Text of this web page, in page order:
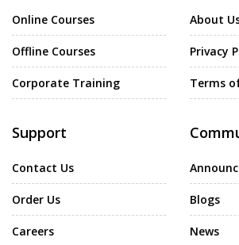
Online Courses
Offline Courses
Corporate Training
About
Privacy
Terms
Support
Contact Us
Order Us
Careers
Blogs
News